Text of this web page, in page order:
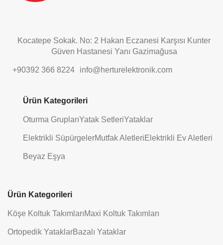
Kocatepe Sokak. No: 2 Hakan Eczanesi Karşısı Kunter
Güven Hastanesi Yanı Gazimağusa
+90392 366 8224 info@herturelektronik.com
Ürün Kategorileri
Oturma GruplarıYatak SetleriYataklar
Elektrikli SüpürgelerMutfak AletleriElektrikli Ev Aletleri
Beyaz Eşya
Ürün Kategorileri
Köşe Koltuk TakımlarıMaxi Koltuk Takımları
Ortopedik YataklarBazalı Yataklar